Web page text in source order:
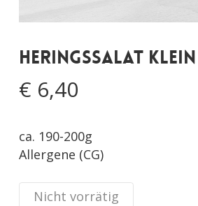
Heringssalat klein
€ 6,40
ca. 190-200g
Allergene (CG)
Nicht vorrätig